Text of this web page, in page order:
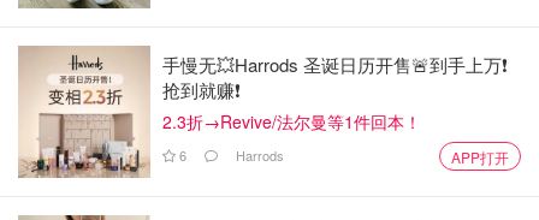
手慢无💥Harrods 圣诞日历开售🚨到手上万❗️
抢到就赚❗️
2.3折→Revive/法尔曼等1件回本！
6 Harrods APP打开